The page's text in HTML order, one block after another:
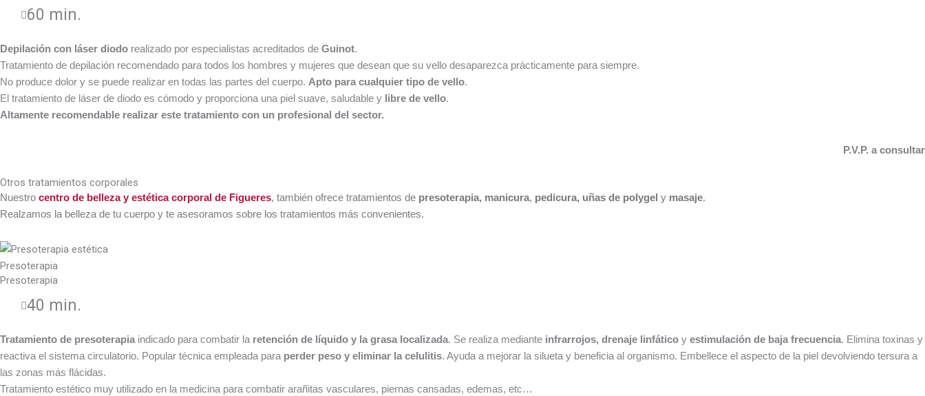
60 min.
Depilación con láser diodo realizado por especialistas acreditados de Guinot.
Tratamiento de depilación recomendado para todos los hombres y mujeres que desean que su vello desaparezca prácticamente para siempre.
No produce dolor y se puede realizar en todas las partes del cuerpo. Apto para cualquier tipo de vello.
El tratamiento de láser de diodo es cómodo y proporciona una piel suave, saludable y libre de vello.
Altamente recomendable realizar este tratamiento con un profesional del sector.
P.V.P. a consultar
Otros tratamientos corporales
Nuestro centro de belleza y estética corporal de Figueres, también ofrece tratamientos de presoterapia, manicura, pedicura, uñas de polygel y masaje.
Realzamos la belleza de tu cuerpo y te asesoramos sobre los tratamientos más convenientes.
Presoterapia
Presoterapia
40 min.
Tratamiento de presoterapia indicado para combatir la retención de líquido y la grasa localizada. Se realiza mediante infrarrojos, drenaje linfático y estimulación de baja frecuencia. Elimina toxinas y
reactiva el sistema circulatorio. Popular técnica empleada para perder peso y eliminar la celulitis. Ayuda a mejorar la silueta y beneficia al organismo. Embellece el aspecto de la piel devolviendo tersura a
las zonas más flácidas.
Tratamiento estético muy utilizado en la medicina para combatir arañitas vasculares, piernas cansadas, edemas, etc…